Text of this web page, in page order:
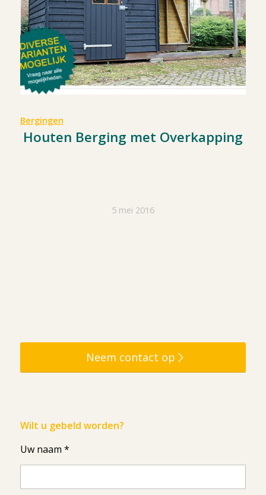
Bergingen
Houten Berging met Overkapping
5 mei 2016
Neem contact op
Wilt u gebeld worden?
Uw naam *